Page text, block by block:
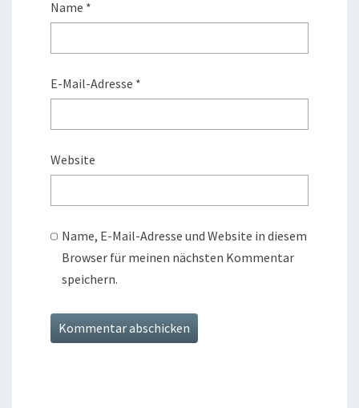
Name *
E-Mail-Adresse *
Website
Name, E-Mail-Adresse und Website in diesem
Browser für meinen nächsten Kommentar
speichern.